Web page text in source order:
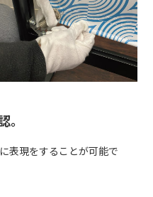
。
表現をすることが可能で